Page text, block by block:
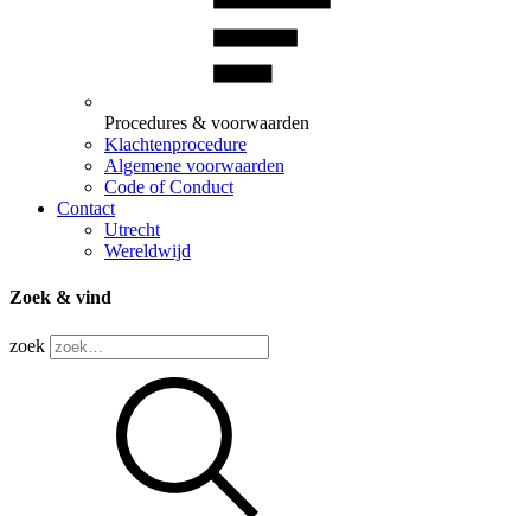
Procedures & voorwaarden
Klachtenprocedure
Algemene voorwaarden
Code of Conduct
Contact
Utrecht
Wereldwijd
Zoek & vind
zoek